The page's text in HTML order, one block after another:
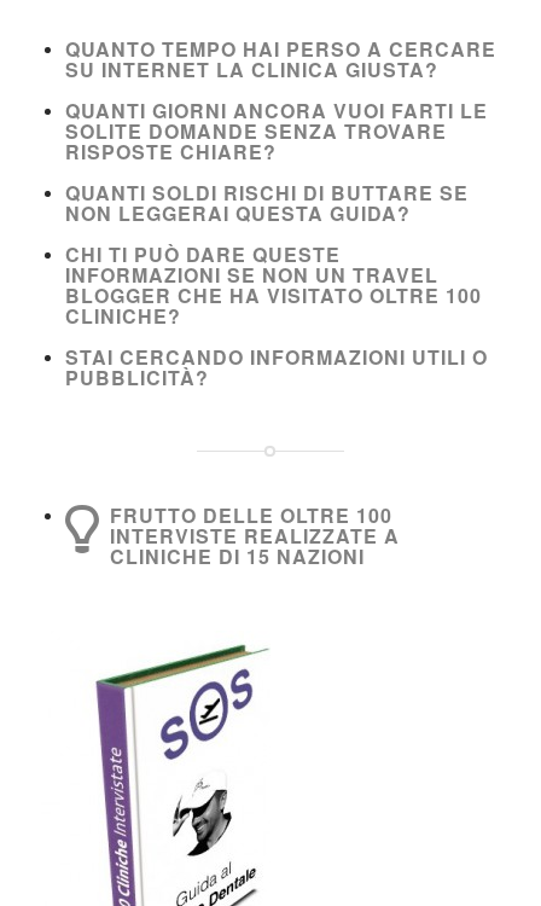
QUANTO TEMPO HAI PERSO A CERCARE
SU INTERNET LA CLINICA GIUSTA?
QUANTI GIORNI ANCORA VUOI FARTI LE
SOLITE DOMANDE SENZA TROVARE
RISPOSTE CHIARE?
QUANTI SOLDI RISCHI DI BUTTARE SE
NON LEGGERAI QUESTA GUIDA?
CHI TI PUÒ DARE QUESTE
INFORMAZIONI SE NON UN TRAVEL
BLOGGER CHE HA VISITATO OLTRE 100
CLINICHE?
STAI CERCANDO INFORMAZIONI UTILI O
PUBBLICITÀ?
FRUTTO DELLE OLTRE 100
INTERVISTE REALIZZATE A
CLINICHE DI 15 NAZIONI